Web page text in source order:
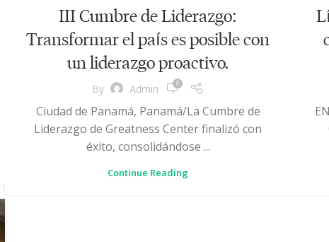
III Cumbre de Liderazgo:
Transformar el país es posible con
un liderazgo proactivo.
By Admin 0
Ciudad de Panamá, Panamá/La Cumbre de
Liderazgo de Greatness Center finalizó con
éxito, consolidándose ...
Continue Reading